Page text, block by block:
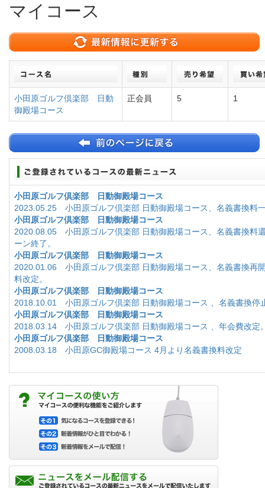
マイコース
小田原ゴルフ倶楽部 日動
御殿場コース
正会員 5 1
小田原ゴルフ倶楽部 日動御殿場コース
2023.05.25 小田原ゴルフ倶楽部 日動御殿場コース、名義書換料
小田原ゴルフ倶楽部 日動御殿場コース
2020.08.05 小田原ゴルフ倶楽部 日動御殿場コース、名義書換料
ーン終了。
小田原ゴルフ倶楽部 日動御殿場コース
2020.01.06 小田原ゴルフ倶楽部 日動御殿場コース、名義書換再
料改定。
小田原ゴルフ倶楽部 日動御殿場コース
2018.10.01 小田原ゴルフ倶楽部 日動御殿場コース 、名義書換停
小田原ゴルフ倶楽部 日動御殿場コース
2018.03.14 小田原ゴルフ倶楽部 日動御殿場コース 、年会費改定
小田原ゴルフ倶楽部 日動御殿場コース
2008.03.18 小田原GC御殿場コース 4月より名義書換料改定